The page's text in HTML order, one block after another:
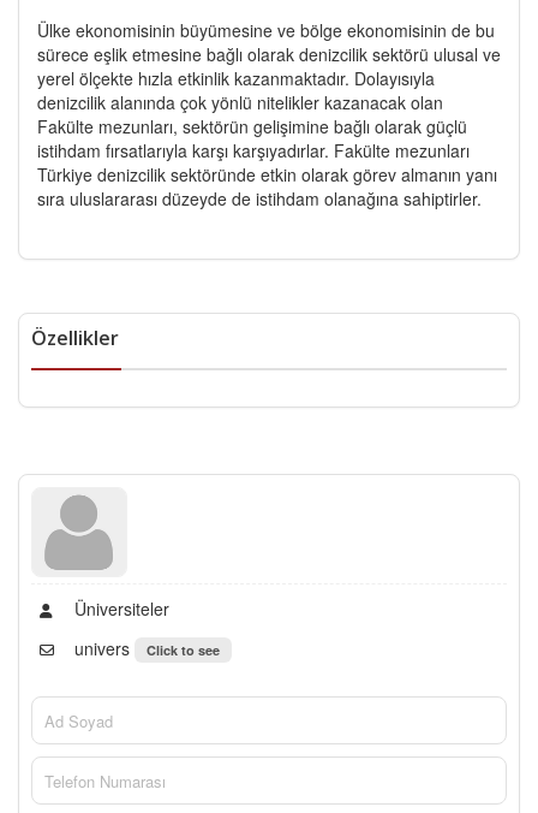
Ülke ekonomisinin büyümesine ve bölge ekonomisinin de bu
sürece eşlik etmesine bağlı olarak denizcilik sektörü ulusal ve
yerel ölçekte hızla etkinlik kazanmaktadır. Dolayısıyla
denizcilik alanında çok yönlü nitelikler kazanacak olan
Fakülte mezunları, sektörün gelişimine bağlı olarak güçlü
istihdam fırsatlarıyla karşı karşıyadırlar. Fakülte mezunları
Türkiye denizcilik sektöründe etkin olarak görev almanın yanı
sıra uluslararası düzeyde de istihdam olanağına sahiptirler.
Özellikler
Üniversiteler
univers
Click to see